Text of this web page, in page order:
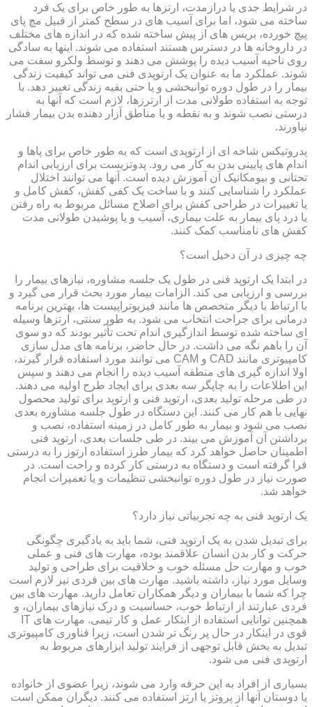
در شرایط جدی یا درازمدت، ارتزها به طور خاص برای یک فرد
ساخته می شود، اما برای آسیب های در سطح کمتر از قبیل مچ پای
پیچ خورده، بریس های از پیش ساخته شده که در اندازه های مختلف
در داروخانه ها در دسترس هستند استفاده می شوند. اینها به سادگی
روی ناحیه آسیب دیده را پوشش می دهند و توسط ولکرو سفت می
شوند. عملکرد ما به عنوان یک ارتوپدی فنی می تواند کیفیت زندگی
بیمار را در طول دوره توانبخشی و یا حتی بقیه زندگی تغییر دهد. با
توجه به استفاده طولانی مدت از ارترزها، لازم است که آنها به
درستی نصب شوند و به نقطه و یا مناطق آزار دهنده بدن بیمار فشار
نیاورند.
پدروتیکس شاخه ای از ارتوپدی است که به طور خاص برای پاها و
اندام های پایینی بدن به کار می رود. پدوتزیست برای ارزیابی اندام
تحتانی و بیومکانیک آن آموزش دیده است. آنها می توانند اختلال
عملکرد را شناسایی کنند و با ساخت یک کفی کفش، کفش کامل و
یا تغییرات در طراحی کفش برای اصلاح مسائل مربوط به راه رفتن
یا درد پای بیمار به علت بیماری، آسیب و یا پوشیدن طولانی مدت
کفش های نامناسب کمک کنند.
چه چیزی در آن دخیل است؟
در ابتدا یک ارتوپد فنی در طول یک جلسه مشاوره، نیازهای بیمار را
بررسی و ارزیابی می کند. الزامات بیمار مورد بحث قرار می گیرد و
با ارتباط با دیگر متخصص ها مانند فیزیوتراپیست ها، بهترین برنامه
درمانی برای جراحت انتخاب می شود. به طور سنتی، ارتزها وسیله
ای ساخته شده توسط اندازگیری اندام تحت تأثیر بودند که دو سوی
آن را باهم نگه می داشت. در حال حاضر، برنامه های مدل سازی
کامپیوتری مانند CAD و CAM می توانند مورد استفاده قرار گیرند،
اولا اندازه گیری های منطقه آسیب دیده را انجام می دهند و سپس
این اطلاعات را به چاپگر سه بعدی برای ایجاد طرح اولیه می دهند.
در طی مرحله تولید بعدی، ارتوپد فنی و ارتوپد برای تولید محصول
نهایی با هم کار می کنند. این دستگاه در طول جلسه مشاوره بعدی
نصب می شود و بیمار به طور کامل در زمینه استفاده، نصب و
برداشتن آن آموزش می بیند. در طی جلسات بعدی، ارتوپد فنی
اطمینان حاصل خواهد کرد که بیمار طرز استفاده ارتوز را به درستی
فرا گرفته است و دستگاه به درستی کار کرده و راحت است. در
صورت نیاز در طول دوره توانبخشی تنظیمات و یا تعمیرات انجام
خواهد شد.
یک ارتوپد فنی به چه تجربیاتی نیاز دارد؟
برای تبدیل شدن به یک ارتوپد فنی، شما باید به یادگیری چگونگی
حرکت و کار بدن انسان علاقمند بوده، مهارت های فنی و عملی
خوب و مهارت حل مسئله خوب و خلاقیت برای طراحی و تولید
وسایل مورد نیاز، داشته باشید. مهارت های بین فردی نیز لازم است
چرا که شما با بیماران و دیگر همکاران تعامل دارید. مهارت های بین
فردی عبارتند از ارتباط خوب، حساسیت و درک نیازهای بیماران، و
همچنین توانایی استفاده از ابتکار عمل و کار تیمی. مهارت های IT
قوی در اینکار در حال پر رنگ تر شدن است، زیرا فناوری کامپیوتری
تبدیل به بخش قابل توجهی از فرایند تولید ابزارهای مربوط به
ارتوپدی فنی می شود.
بسیاری از افراد به این حرفه وارد می شوند، زیرا عضوی از خانواده
یا دوستان آنها از پروتز یا ارتز استفاده می کنند. دیگران ممکن است